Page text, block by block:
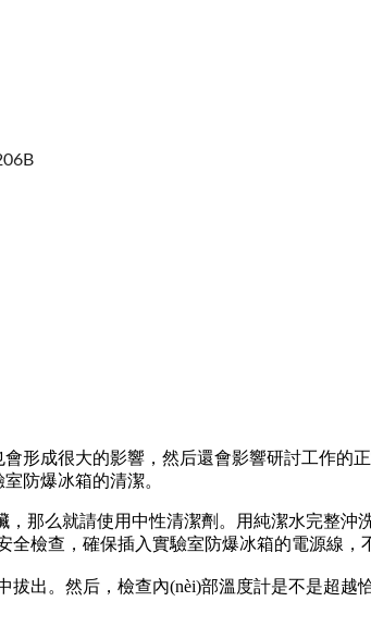
成很大的影響，然后還會影響研討工作的正
爆冰箱的清潔。
那么就請使用中性清潔劑。用純潔水完整沖
查，確保插入實驗室防爆冰箱的電源線，不要
。然后，檢查內(nèi)部溫度計是不是超越恰